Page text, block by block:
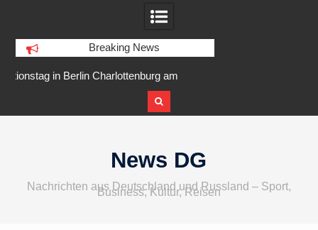
Breaking News
IFA 2026 Audio wird größer,
internationaler und vielfältiger
News DG
Nachrichten aus Deutschland und Russland – Sport,
Business, Kultur, Reisen